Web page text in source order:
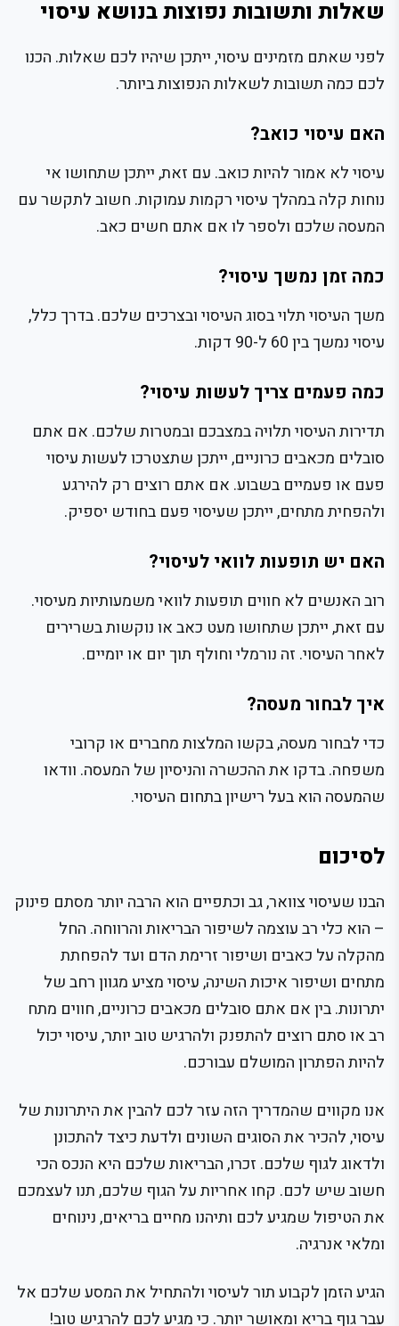
שאלות ותשובות נפוצות בנושא עיסוי
לפני שאתם מזמינים עיסוי, ייתכן שיהיו לכם שאלות. הכנו
לכם כמה תשובות לשאלות הנפוצות ביותר.
האם עיסוי כואב?
עיסוי לא אמור להיות כואב. עם זאת, ייתכן שתחושו אי
נוחות קלה במהלך עיסוי רקמות עמוקות. חשוב לתקשר עם
המעסה שלכם ולספר לו אם אתם חשים כאב.
כמה זמן נמשך עיסוי?
משך העיסוי תלוי בסוג העיסוי ובצרכים שלכם. בדרך כלל,
עיסוי נמשך בין 60 ל-90 דקות.
כמה פעמים צריך לעשות עיסוי?
תדירות העיסוי תלויה במצבכם ובמטרות שלכם. אם אתם
סובלים מכאבים כרוניים, ייתכן שתצטרכו לעשות עיסוי
פעם או פעמיים בשבוע. אם אתם רוצים רק להירגע
ולהפחית מתחים, ייתכן שעיסוי פעם בחודש יספיק.
האם יש תופעות לוואי לעיסוי?
רוב האנשים לא חווים תופעות לוואי משמעותיות מעיסוי.
עם זאת, ייתכן שתחושו מעט כאב או נוקשות בשרירים
לאחר העיסוי. זה נורמלי וחולף תוך יום או יומיים.
איך לבחור מעסה?
כדי לבחור מעסה, בקשו המלצות מחברים או קרובי
משפחה. בדקו את ההכשרה והניסיון של המעסה. וודאו
שהמעסה הוא בעל רישיון בתחום העיסוי.
לסיכום
הבנו שעיסוי צוואר, גב וכתפיים הוא הרבה יותר מסתם פינוק
– הוא כלי רב עוצמה לשיפור הבריאות והרווחה. החל
מהקלה על כאבים ושיפור זרימת הדם ועד להפחתת
מתחים ושיפור איכות השינה, עיסוי מציע מגוון רחב של
יתרונות. בין אם אתם סובלים מכאבים כרוניים, חווים מתח
רב או סתם רוצים להתפנק ולהרגיש טוב יותר, עיסוי יכול
להיות הפתרון המושלם עבורכם.
אנו מקווים שהמדריך הזה עזר לכם להבין את היתרונות של
עיסוי, להכיר את הסוגים השונים ולדעת כיצד להתכונן
ולדאוג לגוף שלכם. זכרו, הבריאות שלכם היא הנכס הכי
חשוב שיש לכם. קחו אחריות על הגוף שלכם, תנו לעצמכם
את הטיפול שמגיע לכם ותיהנו מחיים בריאים, נינוחים
ומלאי אנרגיה.
הגיע הזמן לקבוע תור לעיסוי ולהתחיל את המסע שלכם אל
עבר גוף בריא ומאושר יותר. כי מגיע לכם להרגיש טוב!